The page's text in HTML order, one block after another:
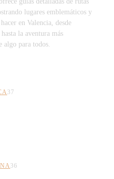
lugares emblemáticos y
en Valencia, desde
la aventura más
algo para todos.
37
36